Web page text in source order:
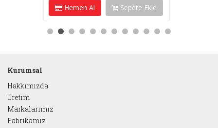
Hemen Al Sepete Ekle
Kurumsal
Hakkımızda
Üretim
Markalarımız
Fabrikamız